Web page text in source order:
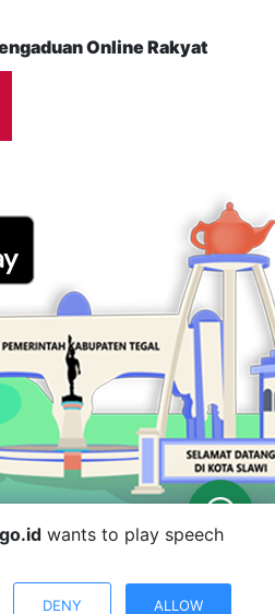
Online Rakyat
Berencana.
wants to play speech
DENY ALLOW